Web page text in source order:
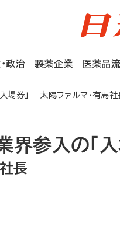
政治 製薬企業 医薬品
場券」 太陽ファルマ・有馬社
参入の「入
長